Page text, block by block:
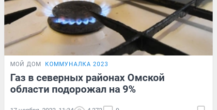
МОЙ ДОМ КОММУНАЛКА 2023
Газ в северных районах Омской
области подорожал на 9%